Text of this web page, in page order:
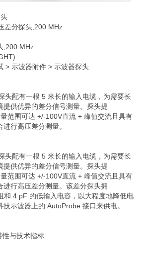
差分探头,200 MHz
MHz
示波器附件 > 示波器探头
头配有一根 5 米长的输入电缆，为需要长
提供优异的差分信号测量。探头提
范围可达 +/-100V直流 + 峰值交流且具有
行高压差分测量。
头配有一根 5 米长的输入电缆，为需要长
提供优异的差分信号测量。探头提
范围可达 +/-100V直流 + 峰值交流且具有
进行高压差分测量。该差分探头拥
4 pF 的低输入电容，以大程度地降低电
示波器上的 AutoProbe 接口来供电。
性与技术指标